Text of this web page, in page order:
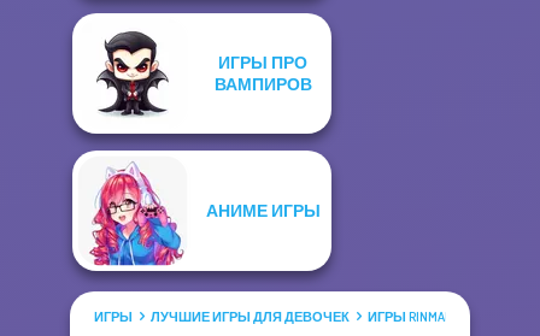
ИГРЫ ПРО
ВАМПИРОВ
АНИМЕ ИГРЫ
ИГРЫ ЛУЧШИЕ ИГРЫ ДЛЯ ДЕВОЧЕК ИГРЫ RINMARU